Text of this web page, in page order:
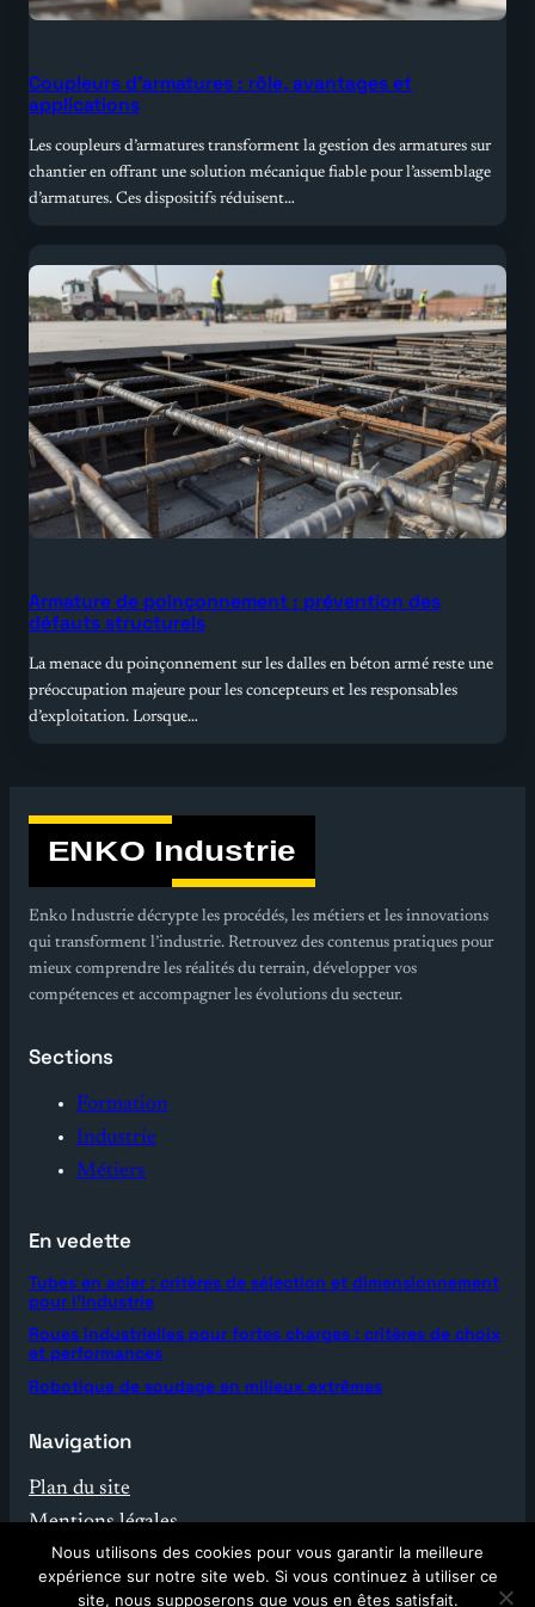
Coupleurs d’armatures : rôle, avantages et
applications
Les coupleurs d’armatures transforment la gestion des armatures sur
chantier en offrant une solution mécanique fiable pour l’assemblage
d’armatures. Ces dispositifs réduisent…
Armature de poinçonnement : prévention des
défauts structurels
La menace du poinçonnement sur les dalles en béton armé reste une
préoccupation majeure pour les concepteurs et les responsables
d’exploitation. Lorsque…
Enko Industrie décrypte les procédés, les métiers et les innovations
qui transforment l’industrie. Retrouvez des contenus pratiques pour
mieux comprendre les réalités du terrain, développer vos
compétences et accompagner les évolutions du secteur.
Sections
Formation
Industrie
Métiers
En vedette
Tubes en acier : critères de sélection et dimensionnement
pour l’industrie
Roues industrielles pour fortes charges : critères de choix
et performances
Robotique de soudage en milieux extrêmes
Navigation
Plan du site
Mentions légales
Contact
Nous utilisons des cookies pour vous garantir la meilleure
expérience sur notre site web. Si vous continuez à utiliser ce
site, nous supposerons que vous en êtes satisfait.